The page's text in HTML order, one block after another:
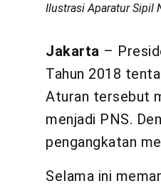
Ilustrasi Aparatur Sipil
Jakarta –
Tahun 2018
Aturan tersebut
menjadi PNS.
pengangkatan
Selama ini